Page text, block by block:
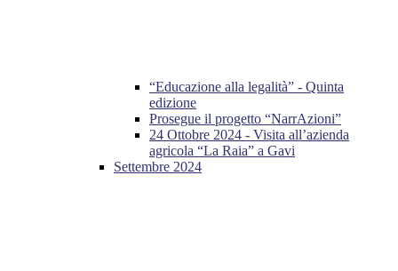
“Educazione alla legalità” - Quinta
edizione
Prosegue il progetto “NarrAzioni”
24 Ottobre 2024 - Visita all’azienda
agricola “La Raia” a Gavi
Settembre 2024